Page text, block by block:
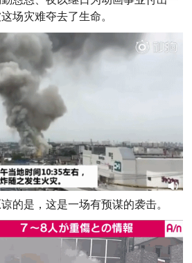
场灾难夺去了生命。
的是，这是一场有预谋的袭击。